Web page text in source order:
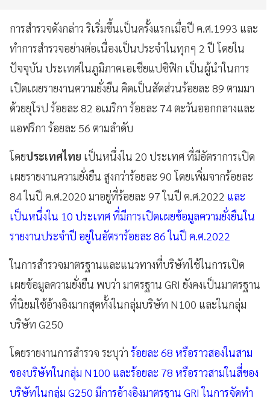
การสำรวจดังกล่าว ริเริ่มขึ้นเป็นครั้งแรกเมื่อปี ค.ศ.1993 และ
ทำการสำรวจอย่างต่อเนื่องเป็นประจำในทุกๆ 2 ปี โดยใน
ปัจจุบัน ประเทศในภูมิภาคเอเชียแปซิฟิก เป็นผู้นำในการ
เปิดเผยรายงานความยั่งยืน คิดเป็นสัดส่วนร้อยละ 89 ตามมา
ด้วยยุโรป ร้อยละ 82 อเมริกา ร้อยละ 74 ตะวันออกกลางและ
แอฟริกา ร้อยละ 56 ตามลำดับ
โดยประเทศไทย เป็นหนึ่งใน 20 ประเทศ ที่มีอัตราการเปิด
เผยรายงานความยั่งยืน สูงกว่าร้อยละ 90 โดยเพิ่มจากร้อยละ
84 ในปี ค.ศ.2020 มาอยู่ที่ร้อยละ 97 ในปี ค.ศ.2022 และ
เป็นหนึ่งใน 10 ประเทศ ที่มีการเปิดเผยข้อมูลความยั่งยืนใน
รายงานประจำปี อยู่ในอัตราร้อยละ 86 ในปี ค.ศ.2022
ในการสำรวจมาตรฐานและแนวทางที่บริษัทใช้ในการเปิด
เผยข้อมูลความยั่งยืน พบว่า มาตรฐาน GRI ยังคงเป็นมาตรฐาน
ที่นิยมใช้อ้างอิงมากสุดทั้งในกลุ่มบริษัท N100 และในกลุ่ม
บริษัท G250
โดยรายงานการสำรวจ ระบุว่า ร้อยละ 68 หรือราวสองในสาม
ของบริษัทในกลุ่ม N100 และร้อยละ 78 หรือราวสามในสี่ของ
บริษัทในกลุ่ม G250 มีการอ้างอิงมาตรฐาน GRI ในการจัดทำ